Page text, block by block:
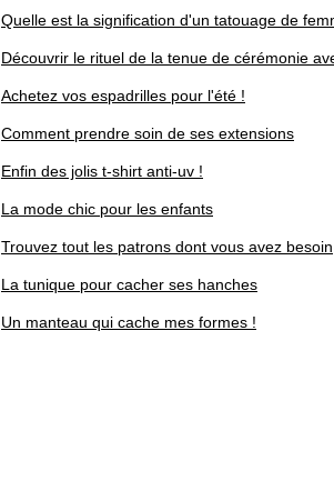
Quelle est la signification d'un tatouage de
Découvrir le rituel de la tenue de cérémonie
Achetez vos espadrilles pour l'été !
Comment prendre soin de ses extensions
Enfin des jolis t-shirt anti-uv !
La mode chic pour les enfants
Trouvez tout les patrons dont vous avez besoin
La tunique pour cacher ses hanches
Un manteau qui cache mes formes !